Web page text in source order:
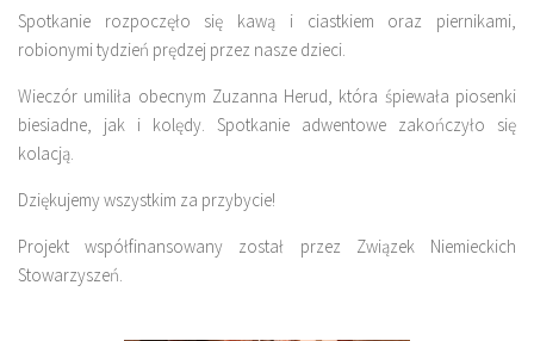
Spotkanie rozpoczęło się kawą i ciastkiem oraz piernikami,
robionymi tydzień prędzej przez nasze dzieci.
Wieczór umiliła obecnym Zuzanna Herud, która śpiewała piosenki
biesiadne, jak i kolędy. Spotkanie adwentowe zakończyło się
kolacją.
Dziękujemy wszystkim za przybycie!
Projekt współfinansowany został przez Związek Niemieckich
Stowarzyszeń.